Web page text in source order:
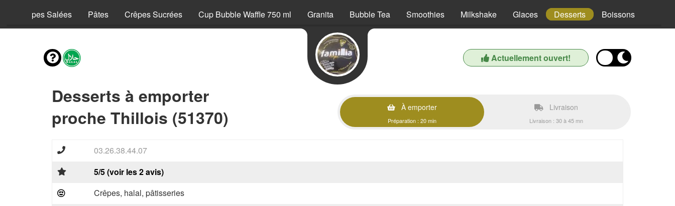
Crêpes Salées Pâtes Crêpes Sucrées Cup Bubble Waffle 750 ml Granita Bubble Tea Smoothies Milkshake Glaces Desserts Boissons
Actuellement ouvert!
Desserts à emporter
proche Thillois (51370)
À emporter
Préparation : 20 min
Livraison
Livraison : 30 à 45 mn
03.26.38.44.07
5/5 (voir les 2 avis)
Crêpes, halal, pâtisseries